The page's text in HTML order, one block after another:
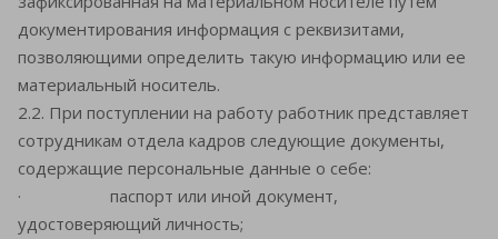
документирования информация с реквизитами,
позволяющими определить такую информацию или ее
материальный носитель.
2.2. При поступлении на работу работник представляет
сотрудникам отдела кадров следующие документы,
содержащие персональные данные о себе:
· паспорт или иной документ,
удостоверяющий личность;